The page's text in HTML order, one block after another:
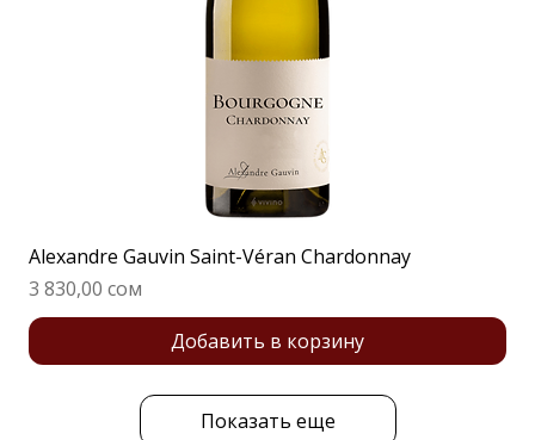
Alexandre Gauvin Saint-Véran Chardonnay
Цена
3 830,00 сом
Добавить в корзину
Показать еще